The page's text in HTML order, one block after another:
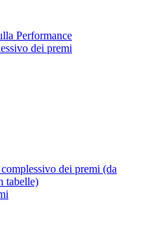
Performance
dei premi
dei premi (da
tabelle)